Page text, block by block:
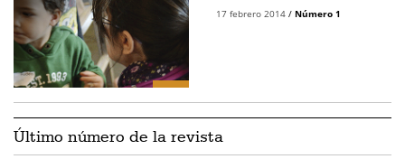
17 febrero 2014 / Número 1
Último número de la revista